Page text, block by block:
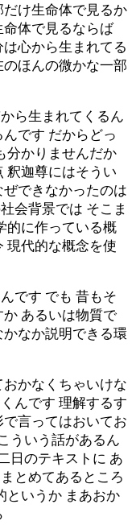
け生命体で見るか
命体で見るならば
心から生まれてる
ほんの微かな一部
ら生まれてくるん
です だからどっ
分かりませんだか
釈迦尊にはそうい
できなかったのは
会背景では そこま
的に作っている概
現代的な概念を使
です でも 昔もそ
あるいは物質で
なか説明できる環
かなくちゃいけな
んです 理解するす
言ってはおいてお
ういう話があるん
日のテキストに あ
とめてあるところ
というか まあおか